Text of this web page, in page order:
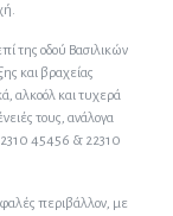
της οδού Βασιλικών
και βραχείας
αλκοόλ και τυχερά
τους, ανάλογα
45456 & 22310
περιβάλλον, με